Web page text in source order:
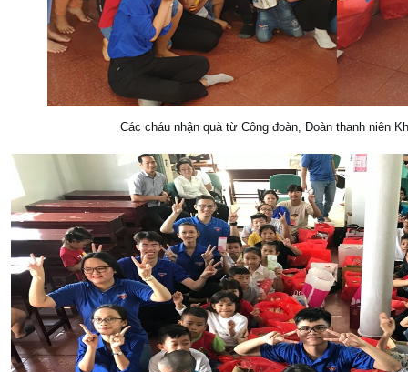
Các cháu nhận quà từ Công đoàn, Đoàn thanh niên